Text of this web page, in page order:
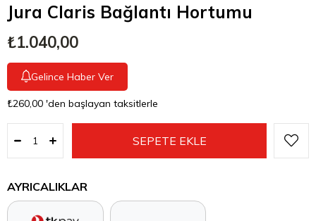
Jura Claris Bağlantı Hortumu
₺1.040,00
Gelince Haber Ver
₺260,00 'den başlayan taksitlerle
AYRICALIKLAR